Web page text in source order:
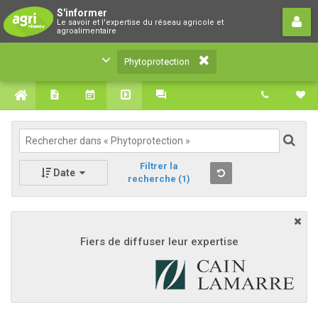
S'informer
Le savoir et l'expertise du réseau agricole et
agroalimentaire
Phytoprotection
Le savoir et l'expertise du réseau agricole et
agroalimentaire
Phytoprotection
Date
Filtrer la
recherche (1)
Fiers de diffuser leur expertise